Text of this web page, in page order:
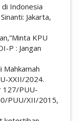
Indonesia
Jakarta,
KPU
P : Jangan
Mahkamah
XXII/2024.
127/PUU-
PUU/XII/2015,